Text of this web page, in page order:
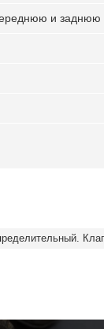
и заднюю